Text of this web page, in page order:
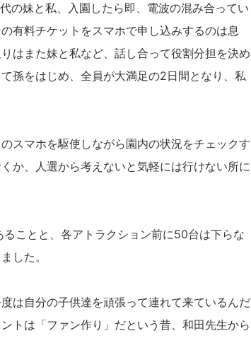
の妹と私、入園したら即、電波の混み合ってい
有料チケットをスマホで申し込みするのは息
はまた妹と私など、話し合って役割分担を決め
孫をはじめ、全員が大満足の2日間となり、私
スマホを駆使しながら園内の状況をチェックす
か、人選から考えないと気軽には行けない所に
ことと、各アトラクション前に50台は下らな
した。
は自分の子供達を頑張って連れて来ているんだ
トは「ファン作り」だという昔、和田先生から